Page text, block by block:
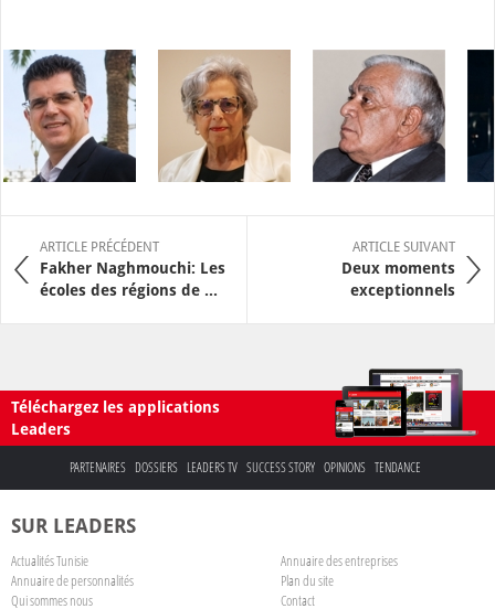
ARTICLE PRÉCÉDENT
Fakher Naghmouchi: Les
écoles des régions de ...
ARTICLE SUIVANT
Deux moments
exceptionnels
Téléchargez les applications
Leaders
PARTENAIRES DOSSIERS LEADERS TV SUCCESS STORY OPINIONS TENDANCE
SUR LEADERS
Actualités Tunisie
Annuaire des entreprises
Annuaire de personnalités
Plan du site
Qui sommes nous
Contact